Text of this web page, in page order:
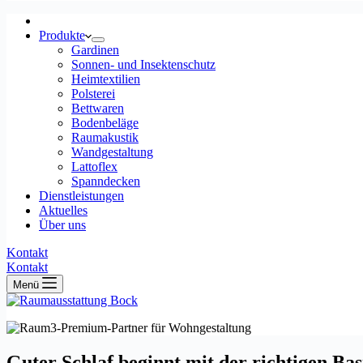
Produkte
Gardinen
Sonnen- und Insektenschutz
Heimtextilien
Polsterei
Bettwaren
Bodenbeläge
Raumakustik
Wandgestaltung
Lattoflex
Spanndecken
Dienstleistungen
Aktuelles
Über uns
Kontakt
Kontakt
Menü